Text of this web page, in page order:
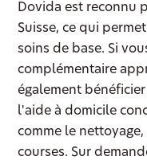
Dovida est reconnu
Suisse, ce qui
soins de base. Si
complémentaire
également
l'aide à domicile
comme le
courses. Sur